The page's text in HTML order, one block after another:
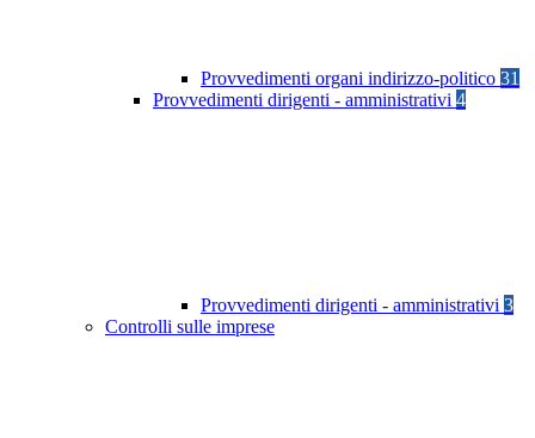
Provvedimenti organi indirizzo-politico 31
Provvedimenti dirigenti - amministrativi 4
Provvedimenti dirigenti - amministrativi 3
Controlli sulle imprese